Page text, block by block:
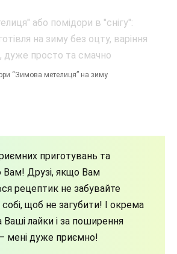
“Зимова метелиця” на зиму
приготувань та
Вам! Друзі, якщо Вам
рецептик не забувайте
щоб не загубити! І окрема
Ваші лайки і за поширення
мені дуже приємно!